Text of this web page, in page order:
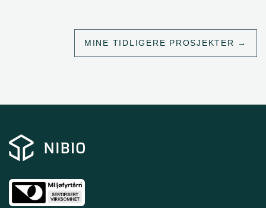
MINE TIDLIGERE PROSJEKTER